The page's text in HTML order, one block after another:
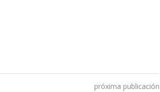
próxima publicación